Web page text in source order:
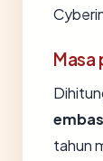
Masa
tahun